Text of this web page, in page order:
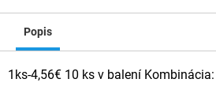
Popis
1ks-4,56€ 10 ks v balení